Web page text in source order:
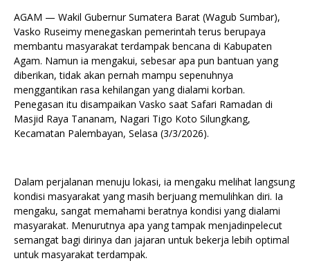
AGAM — Wakil Gubernur Sumatera Barat (Wagub Sumbar),
Vasko Ruseimy menegaskan pemerintah terus berupaya
membantu masyarakat terdampak bencana di Kabupaten
Agam. Namun ia mengakui, sebesar apa pun bantuan yang
diberikan, tidak akan pernah mampu sepenuhnya
menggantikan rasa kehilangan yang dialami korban.
Penegasan itu disampaikan Vasko saat Safari Ramadan di
Masjid Raya Tananam, Nagari Tigo Koto Silungkang,
Kecamatan Palembayan, Selasa (3/3/2026).
Dalam perjalanan menuju lokasi, ia mengaku melihat langsung
kondisi masyarakat yang masih berjuang memulihkan diri. Ia
mengaku, sangat memahami beratnya kondisi yang dialami
masyarakat. Menurutnya apa yang tampak menjadinpelecut
semangat bagi dirinya dan jajaran untuk bekerja lebih optimal
untuk masyarakat terdampak.